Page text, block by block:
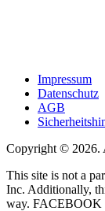
Impressum
Datenschutz
AGB
Copyright © 2026.
This site is not a
Inc. Additionally,
way. FACEBOOK